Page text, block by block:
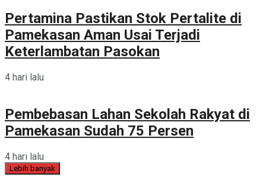
Pertamina Pastikan Stok Pertalite di
Pamekasan Aman Usai Terjadi
Keterlambatan Pasokan
4 hari lalu
Pembebasan Lahan Sekolah Rakyat di
Pamekasan Sudah 75 Persen
4 hari lalu
Lebih banyak